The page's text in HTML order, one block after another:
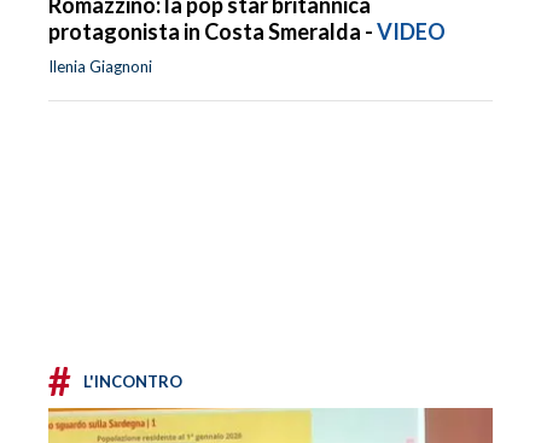
protagonista in Costa Smeralda -VIDEO
Ilenia Giagnoni
# L'INCONTRO